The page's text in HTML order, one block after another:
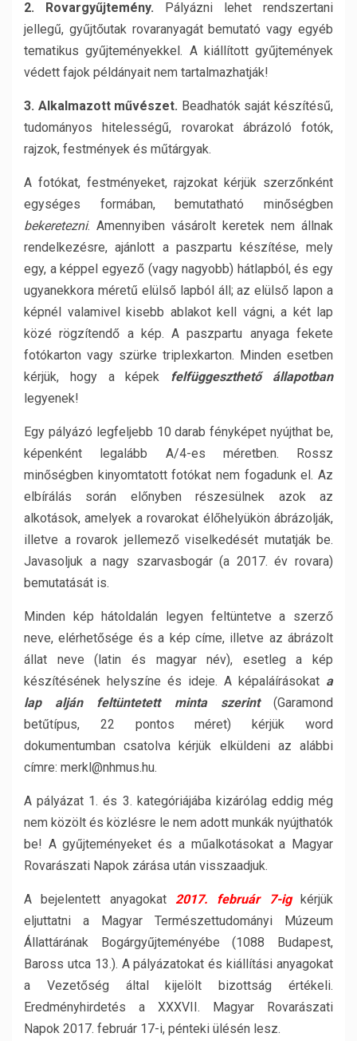
2. Rovargyűjtemény. Pályázni lehet rendszertani
jellegű, gyűjtőutak rovaranyagát bemutató vagy egyéb
tematikus gyűjteményekkel. A kiállított gyűjtemények
védett fajok példányait nem tartalmazhatják!
3. Alkalmazott művészet. Beadhatók saját készítésű,
tudományos hitelességű, rovarokat ábrázoló fotók,
rajzok, festmények és műtárgyak.
A fotókat, festményeket, rajzokat kérjük szerzőnként
egységes formában, bemutatható minőségben
bekeretezni. Amennyiben vásárolt keretek nem állnak
rendelkezésre, ajánlott a paszpartu készítése, mely
egy, a képpel egyező (vagy nagyobb) hátlapból, és egy
ugyanekkora méretű elülső lapból áll; az elülső lapon a
képnél valamivel kisebb ablakot kell vágni, a két lap
közé rögzítendő a kép. A paszpartu anyaga fekete
fotókarton vagy szürke triplexkarton. Minden esetben
kérjük, hogy a képek felfüggeszthető állapotban
legyenek!
Egy pályázó legfeljebb 10 darab fényképet nyújthat be,
képenként legalább A/4-es méretben. Rossz
minőségben kinyomtatott fotókat nem fogadunk el. Az
elbírálás során előnyben részesülnek azok az
alkotások, amelyek a rovarokat élőhelyükön ábrázolják,
illetve a rovarok jellemező viselkedését mutatják be.
Javasoljuk a nagy szarvasbogár (a 2017. év rovara)
bemutatását is.
Minden kép hátoldalán legyen feltüntetve a szerző
neve, elérhetősége és a kép címe, illetve az ábrázolt
állat neve (latin és magyar név), esetleg a kép
készítésének helyszíne és ideje. A képaláírásokat a
lap alján feltüntetett minta szerint(Garamond
betűtípus, 22 pontos méret) kérjük word
dokumentumban csatolva kérjük elküldeni az alábbi
címre: merkl@nhmus.hu.
A pályázat 1. és 3. kategóriájába kizárólag eddig még
nem közölt és közlésre le nem adott munkák nyújthatók
be! A gyűjteményeket és a műalkotásokat a Magyar
Rovarászati Napok zárása után visszaadjuk.
A bejelentett anyagokat 2017. február 7-igkérjük
eljuttatni a Magyar Természettudományi Múzeum
Állattárának Bogárgyűjteményébe (1088 Budapest,
Baross utca 13.). A pályázatokat és kiállítási anyagokat
a Vezetőség által kijelölt bizottság értékeli.
Eredményhirdetés a XXXVII. Magyar Rovarászati
Napok 2017. február 17-i, pénteki ülésén lesz.